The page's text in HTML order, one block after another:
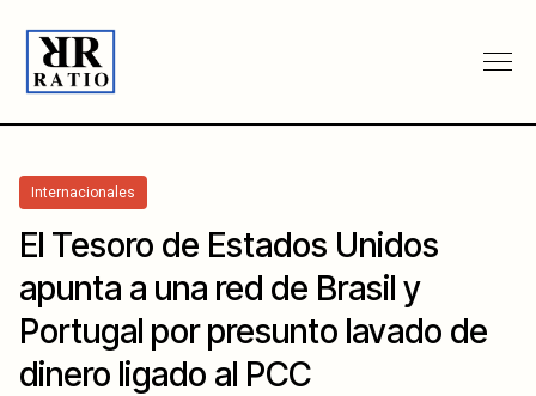
Internacionales
El Tesoro de Estados Unidos
apunta a una red de Brasil y
Portugal por presunto lavado de
dinero ligado al PCC